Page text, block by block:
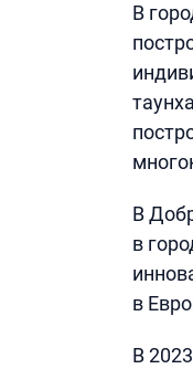
В
В
в
в
В